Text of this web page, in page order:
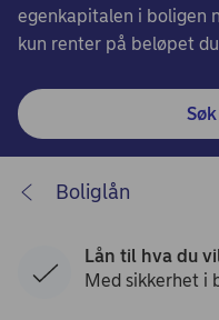
egenkapitalen i boligen
kun renter på beløpet
Boliglån
Lån til hva du
Med sikkerhet i